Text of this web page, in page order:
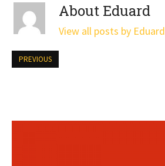
About Eduard
View all posts by Eduard
PREVIOUS